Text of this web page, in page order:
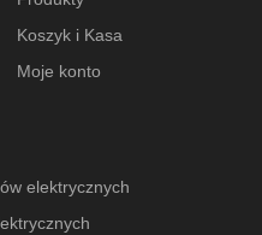
Koszyk i Kasa
Moje konto
elektrycznych